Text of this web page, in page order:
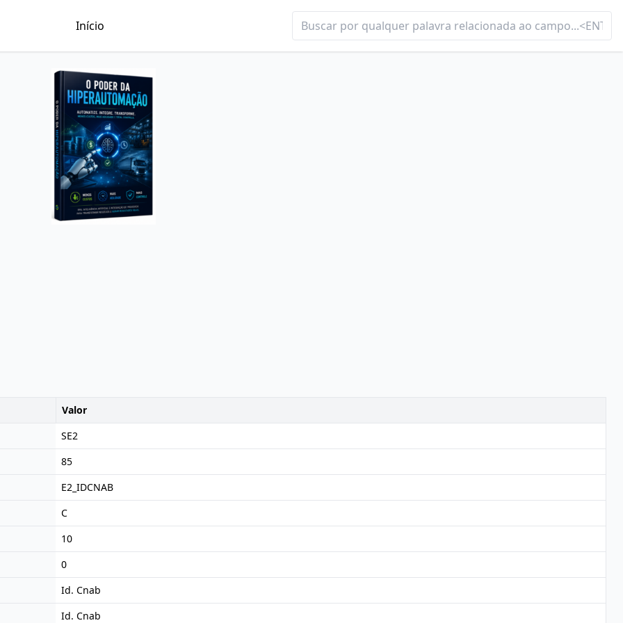
Início
Valor
SE2
85
E2_IDCNAB
C
10
0
Id. Cnab
Id. Cnab